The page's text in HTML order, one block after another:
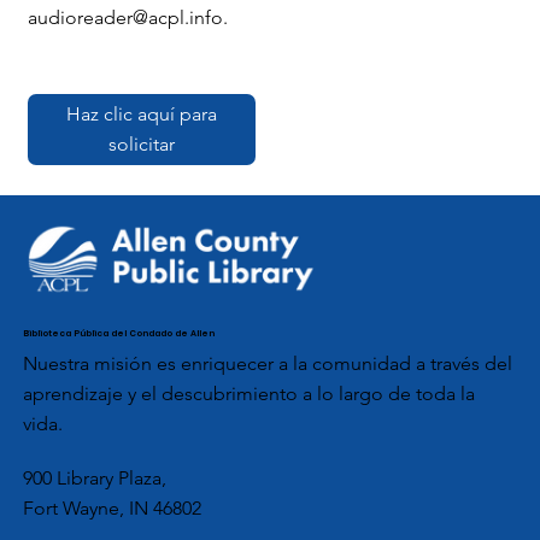
audioreader@acpl.info.
Haz clic aquí para
solicitar
Biblioteca Pública del Condado de Allen
Nuestra misión es enriquecer a la comunidad a través del
aprendizaje y el descubrimiento a lo largo de toda la
vida.
900 Library Plaza,
Fort Wayne, IN 46802